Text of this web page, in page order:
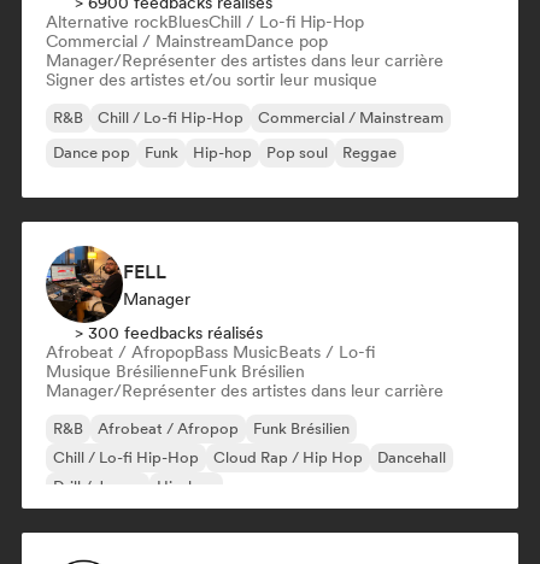
Alternative rockBluesChill / Lo-fi Hip-Hop
Commercial / MainstreamDance pop
Manager/Représenter des artistes dans leur carrière
Signer des artistes et/ou sortir leur musique
R&B Chill / Lo-fi Hip-Hop
Commercial / Mainstream
Dance pop
Funk Hip-hop Pop soul Reggae
FELL
Manager
> 300 feedbacks réalisés
Afrobeat / AfropopBass MusicBeats / Lo-fi
Musique BrésilienneFunk Brésilien
Manager/Représenter des artistes dans leur carrière
R&B Afrobeat / Afropop
Funk Brésilien
Chill / Lo-fi Hip-Hop
Cloud Rap / Hip Hop
Dancehall
Drill / Jersey
Hip-hop